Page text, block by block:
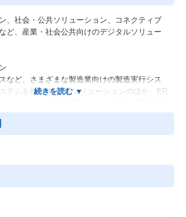
、社会・公共ソリューション、コネクティブ
ど、産業・社会公共向けのデジタルソリュー
など、さまざまな製造業向けの製造実行シス
テムを提供するOTソリューションのほか、ER
リューションを提供しています。
道・電力などの社会インフラ分野で、現場の
ルタイム制御や、監視制御、トラブルなどの
、止められないクリティカルなシステムを安
ラの安全・安心に貢献しています。